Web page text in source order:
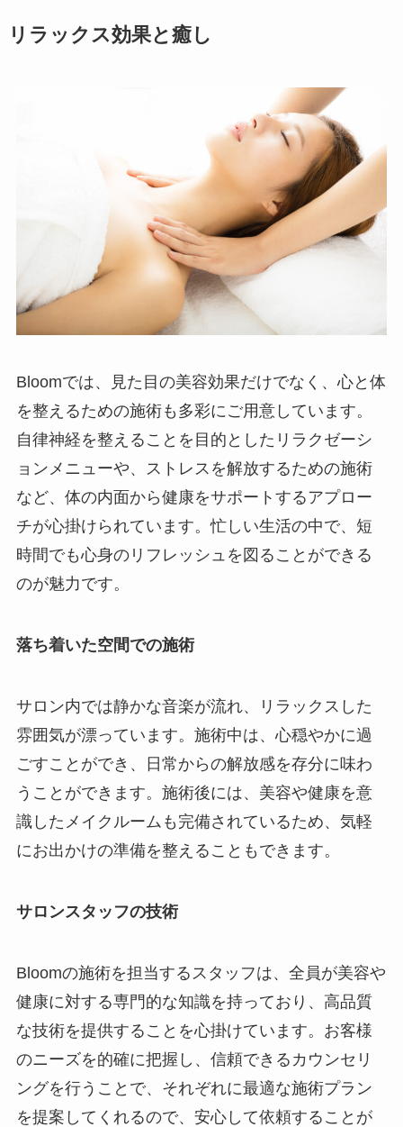
リラックス効果と癒し
Bloomでは、見た目の美容効果だけでなく、心と体
を整えるための施術も多彩にご用意しています。
自律神経を整えることを目的としたリラクゼーシ
ョンメニューや、ストレスを解放するための施術
など、体の内面から健康をサポートするアプロー
チが心掛けられています。忙しい生活の中で、短
時間でも心身のリフレッシュを図ることができる
のが魅力です。
落ち着いた空間での施術
サロン内では静かな音楽が流れ、リラックスした
雰囲気が漂っています。施術中は、心穏やかに過
ごすことができ、日常からの解放感を存分に味わ
うことができます。施術後には、美容や健康を意
識したメイクルームも完備されているため、気軽
にお出かけの準備を整えることもできます。
サロンスタッフの技術
Bloomの施術を担当するスタッフは、全員が美容や
健康に対する専門的な知識を持っており、高品質
な技術を提供することを心掛けています。お客様
のニーズを的確に把握し、信頼できるカウンセリ
ングを行うことで、それぞれに最適な施術プラン
を提案してくれるので、安心して依頼することが